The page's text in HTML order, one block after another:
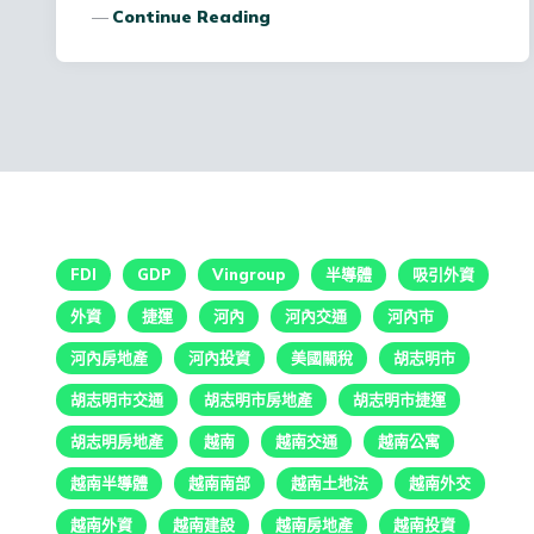
Continue Reading
FDI GDP Vingroup 半導體 吸引外資
外資 捷運 河內 河內交通 河內市
河內房地產 河內投資 美國關稅 胡志明市
胡志明市交通 胡志明市房地產 胡志明市捷運
胡志明房地產 越南 越南交通 越南公寓
越南半導體 越南南部 越南土地法 越南外交
越南外資 越南建設 越南房地產 越南投資